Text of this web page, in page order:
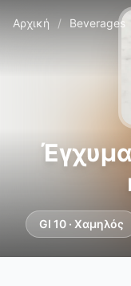
Αρχική / Beverages
GI 10 · Χαμηλός